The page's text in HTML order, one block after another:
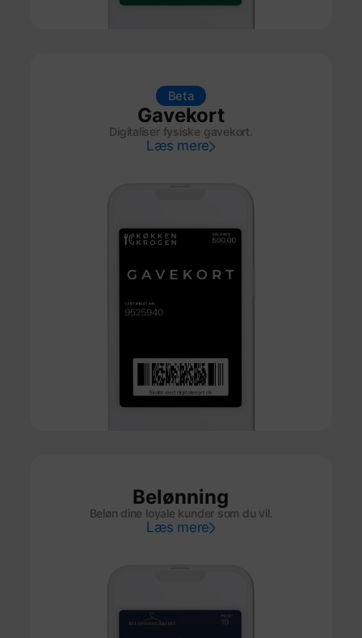
Beta
Gavekort
Digitaliser fysiske gavekort.
Læs mere
Belønning
Beløn dine loyale kunder som du vil.
Læs mere